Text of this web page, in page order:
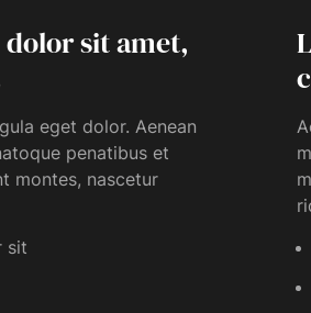
sit amet,
eget dolor. Aenean
penatibus et
montes, nascetur
sit